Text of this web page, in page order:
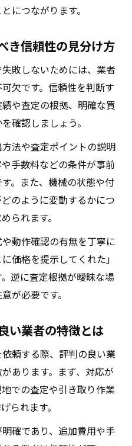
につながります。
き信頼性の見分け方
敗しないためには、業者
欠です。信頼性を判断す
や査定の根拠、明確な買
確認しましょう。
法や査定ポイントの説明
手数料などの条件が事前
。また、機械の状態や付
のように変動するかにつ
られます。
動作確認の有無を丁寧に
価格を提示してくれた」
逆に査定根拠が曖昧な場
が必要です。
い業者の特徴とは
頼する際、評判の良い業
あります。まず、対応が
での査定や引き取り作業
られます。
確であり、追加費用や手